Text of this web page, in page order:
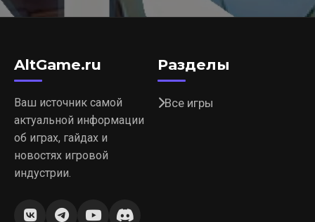
AltGame.ru
Ваш источник самой
актуальной информации
об играх, гайдах и
новостях игровой
индустрии.
Разделы
Все игры